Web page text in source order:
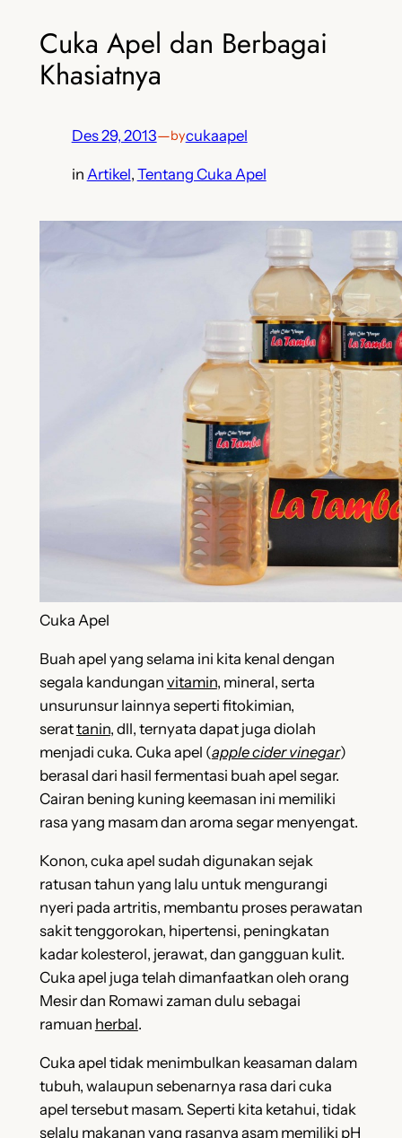
Cuka Apel dan Berbagai
Khasiatnya
Des 29, 2013—bycukaapel
in Artikel, Tentang Cuka Apel
Cuka Apel
Buah apel yang selama ini kita kenal dengan
segala kandungan vitamin, mineral, serta
unsurunsur lainnya seperti fitokimian,
serattanin, dll, ternyata dapat juga diolah
menjadi cuka. Cuka apel (apple cider vinegar)
berasal dari hasil fermentasi buah apel segar.
Cairan bening kuning keemasan ini memiliki
rasa yang masam dan aroma segar menyengat.
Konon, cuka apel sudah digunakan sejak
ratusan tahun yang lalu untuk mengurangi
nyeri pada artritis, membantu proses perawatan
sakit tenggorokan, hipertensi, peningkatan
kadar kolesterol, jerawat, dan gangguan kulit.
Cuka apel juga telah dimanfaatkan oleh orang
Mesir dan Romawi zaman dulu sebagai
ramuan herbal.
Cuka apel tidak menimbulkan keasaman dalam
tubuh, walaupun sebenarnya rasa dari cuka
apel tersebut masam. Seperti kita ketahui, tidak
selalu makanan yang rasanya asam memiliki pH